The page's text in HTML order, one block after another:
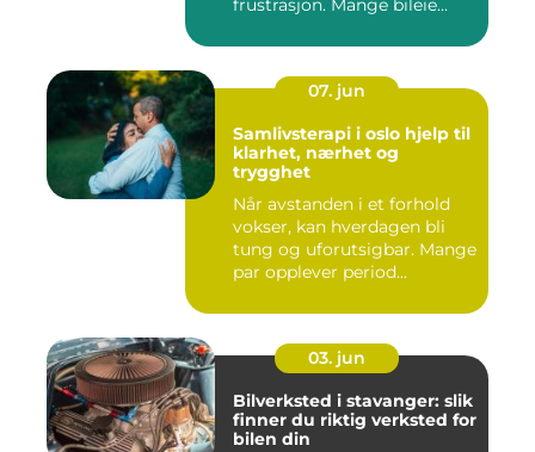
frustrasjon. Mange bileie...
07. jun
Samlivsterapi i oslo hjelp til
klarhet, nærhet og
trygghet
Når avstanden i et forhold
vokser, kan hverdagen bli
tung og uforutsigbar. Mange
par opplever period...
03. jun
Bilverksted i stavanger: slik
finner du riktig verksted for
bilen din